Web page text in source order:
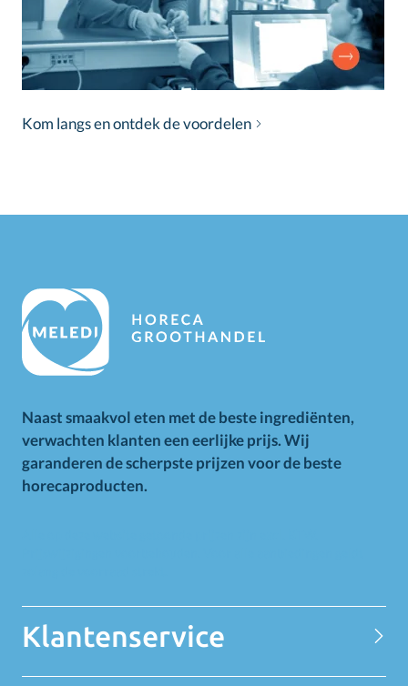
Kom langs en ontdek de voordelen
Naast smaakvol eten met de beste ingrediënten,
verwachten klanten een eerlijke prijs. Wij
garanderen de scherpste prijzen voor de beste
horecaproducten.
Klantenservice
Contact